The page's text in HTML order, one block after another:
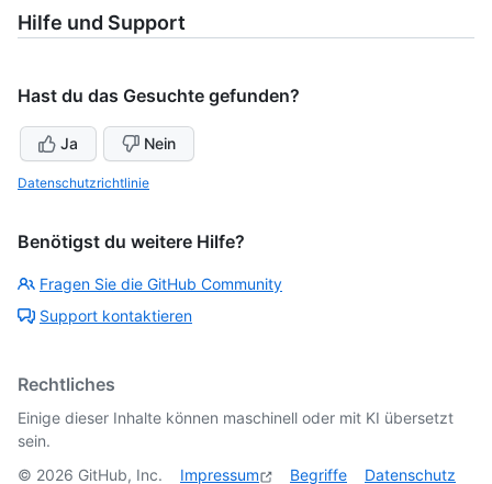
Hilfe und Support
Hast du das Gesuchte gefunden?
Ja Nein
Datenschutzrichtlinie
Benötigst du weitere Hilfe?
Fragen Sie die GitHub Community
Support kontaktieren
Rechtliches
Einige dieser Inhalte können maschinell oder mit KI übersetzt
sein.
© 2026 GitHub, Inc. Impressum Begriffe Datenschutz